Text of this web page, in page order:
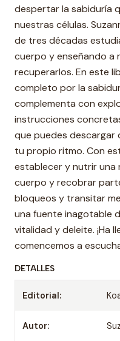
despertar la sabiduría
nuestras células.
de tres décadas
cuerpo y enseñando a
recuperarlos. En este
completo por la
complementa con
instrucciones
que puedes descargar
tu propio ritmo. Con
establecer y nutrir una
cuerpo y recobrar
bloqueos y transitar
una fuente inagotable
vitalidad y deleite. ¡Ha
comencemos a
DETALLES
Editorial:
Autor: